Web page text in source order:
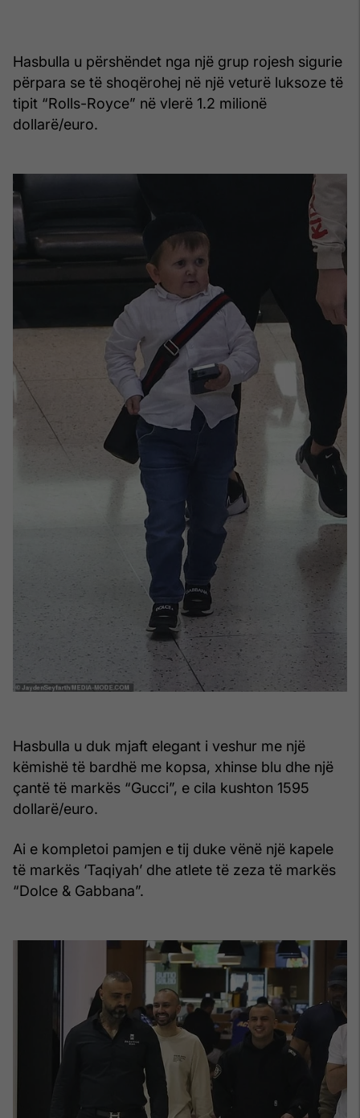
Hasbulla u përshëndet nga një grup rojesh sigurie
përpara se të shoqërohej në një veturë luksoze të
tipit “Rolls-Royce” në vlerë 1.2 milionë
dollarë/euro.
Hasbulla u duk mjaft elegant i veshur me një
këmishë të bardhë me kopsa, xhinse blu dhe një
çantë të markës “Gucci”, e cila kushton 1595
dollarë/euro.
Ai e kompletoi pamjen e tij duke vënë një kapele
të markës ‘Taqiyah’ dhe atlete të zeza të markës
“Dolce & Gabbana”.